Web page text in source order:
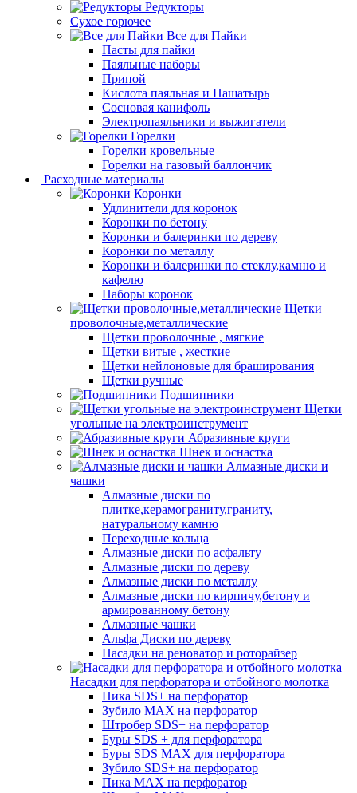
Редукторы
Сухое горючее
Все для Пайки
Пасты для пайки
Паяльные наборы
Припой
Кислота паяльная и Нашатырь
Сосновая канифоль
Электропаяльники и выжигатели
Горелки
Горелки кровельные
Горелки на газовый баллончик
Расходные материалы
Коронки
Удлинители для коронок
Коронки по бетону
Коронки и балеринки по дереву
Коронки по металлу
Коронки и балеринки по стеклу,камню и
кафелю
Наборы коронок
Щетки
проволочные,металлические
Щетки проволочные , мягкие
Щетки витые , жесткие
Щетки нейлоновые для браширования
Щетки ручные
Подшипники
Щетки
угольные на электроинструмент
Абразивные круги
Шнек и оснастка
Алмазные диски и
чашки
Алмазные диски по
плитке,керамограниту,граниту,
натуральному камню
Переходные кольца
Алмазные диски по асфальту
Алмазные диски по дереву
Алмазные диски по металлу
Алмазные диски по кирпичу,бетону и
армированному бетону
Алмазные чашки
Альфа Диски по дереву
Насадки на реноватор и роторайзер
Насадки для перфоратора и отбойного молотка
Пика SDS+ на перфоратор
Зубило MAX на перфоратор
Штробер SDS+ на перфоратор
Буры SDS + для перфоратора
Буры SDS MAX для перфоратора
Зубило SDS+ на перфоратор
Пика MAX на перфоратор